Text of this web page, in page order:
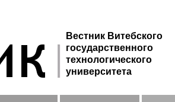
Вестник Витебского
государственного
технологического
университета